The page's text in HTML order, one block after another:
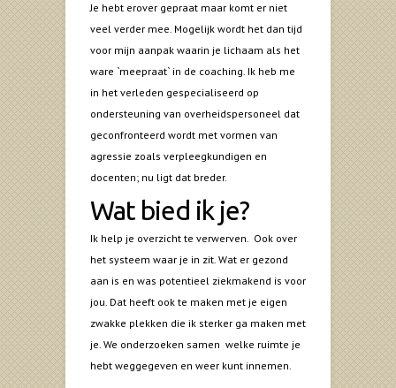
Je hebt erover gepraat maar komt er niet
veel verder mee. Mogelijk wordt het dan tijd
voor mijn aanpak waarin je lichaam als het
ware `meepraat` in de coaching. Ik heb me
in het verleden gespecialiseerd op
ondersteuning van overheidspersoneel dat
geconfronteerd wordt met vormen van
agressie zoals verpleegkundigen en
docenten; nu ligt dat breder.
Wat bied ik je?
Ik help je overzicht te verwerven. Ook over
het systeem waar je in zit. Wat er gezond
aan is en was potentieel ziekmakend is voor
jou. Dat heeft ook te maken met je eigen
zwakke plekken die ik sterker ga maken met
je. We onderzoeken samen welke ruimte je
hebt weggegeven en weer kunt innemen.